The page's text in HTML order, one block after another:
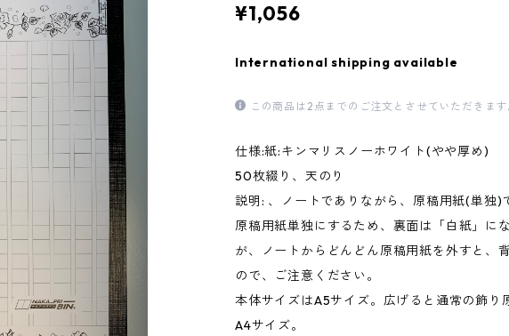
¥1,056
International shipping available
この商品は2点までのご注文とさせていただきます
仕様:紙:キンマリスノーホワイト(やや厚め)
50枚綴り、天のり
説明: 、ノートでありながら、原稿用紙(単独)
原稿用紙単独にするため、裏面は「白紙」に
が、ノートからどんどん原稿用紙を外すと、
ので、ご注意ください。
本体サイズはA5サイズ。広げると通常の飾り
A4サイズ。